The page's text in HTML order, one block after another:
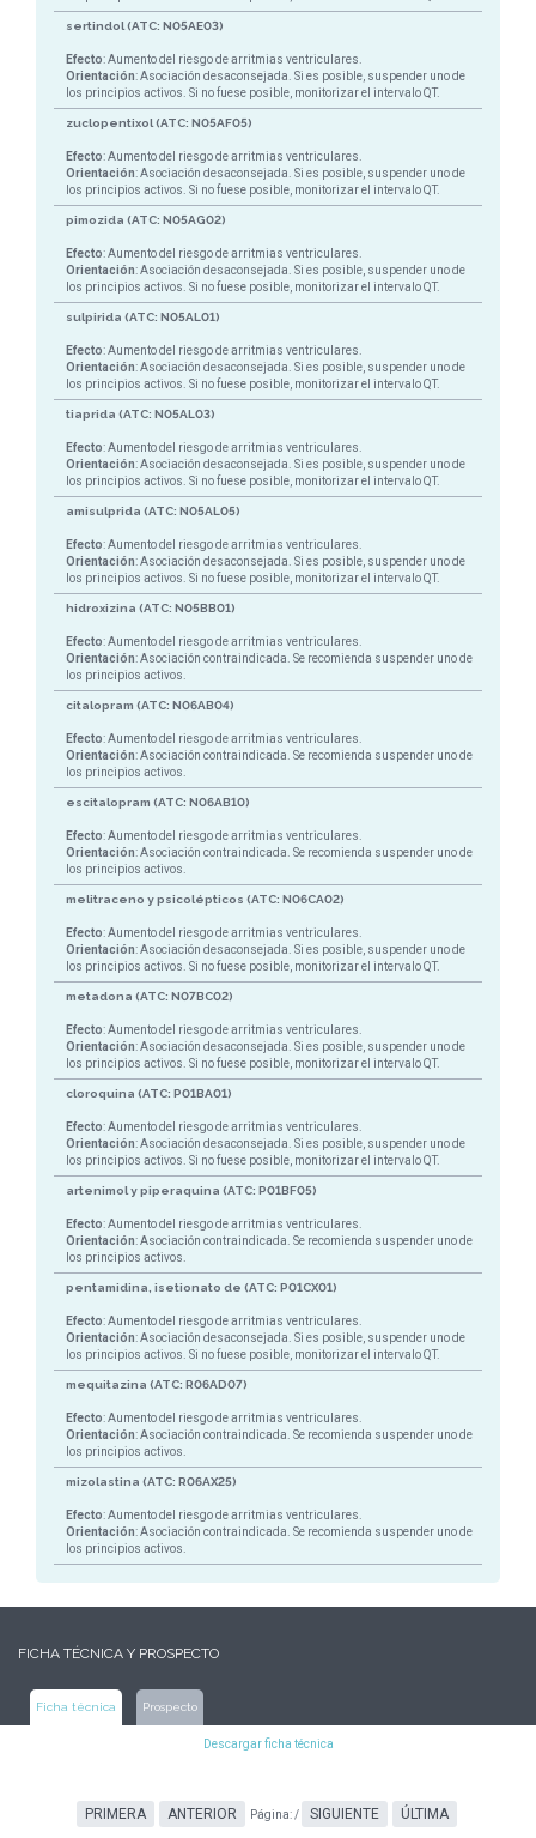
sertindol (ATC: N05AE03)
Efecto: Aumento del riesgo de arritmias ventriculares.
Orientación: Asociación desaconsejada. Si es posible, suspender uno de
los principios activos. Si no fuese posible, monitorizar el intervalo QT.
zuclopentixol (ATC: N05AF05)
Efecto: Aumento del riesgo de arritmias ventriculares.
Orientación: Asociación desaconsejada. Si es posible, suspender uno de
los principios activos. Si no fuese posible, monitorizar el intervalo QT.
pimozida (ATC: N05AG02)
Efecto: Aumento del riesgo de arritmias ventriculares.
Orientación: Asociación desaconsejada. Si es posible, suspender uno de
los principios activos. Si no fuese posible, monitorizar el intervalo QT.
sulpirida (ATC: N05AL01)
Efecto: Aumento del riesgo de arritmias ventriculares.
Orientación: Asociación desaconsejada. Si es posible, suspender uno de
los principios activos. Si no fuese posible, monitorizar el intervalo QT.
tiaprida (ATC: N05AL03)
Efecto: Aumento del riesgo de arritmias ventriculares.
Orientación: Asociación desaconsejada. Si es posible, suspender uno de
los principios activos. Si no fuese posible, monitorizar el intervalo QT.
amisulprida (ATC: N05AL05)
Efecto: Aumento del riesgo de arritmias ventriculares.
Orientación: Asociación desaconsejada. Si es posible, suspender uno de
los principios activos. Si no fuese posible, monitorizar el intervalo QT.
hidroxizina (ATC: N05BB01)
Efecto: Aumento del riesgo de arritmias ventriculares.
Orientación: Asociación contraindicada. Se recomienda suspender uno de
los principios activos.
citalopram (ATC: N06AB04)
Efecto: Aumento del riesgo de arritmias ventriculares.
Orientación: Asociación contraindicada. Se recomienda suspender uno de
los principios activos.
escitalopram (ATC: N06AB10)
Efecto: Aumento del riesgo de arritmias ventriculares.
Orientación: Asociación contraindicada. Se recomienda suspender uno de
los principios activos.
melitraceno y psicolépticos (ATC: N06CA02)
Efecto: Aumento del riesgo de arritmias ventriculares.
Orientación: Asociación desaconsejada. Si es posible, suspender uno de
los principios activos. Si no fuese posible, monitorizar el intervalo QT.
metadona (ATC: N07BC02)
Efecto: Aumento del riesgo de arritmias ventriculares.
Orientación: Asociación desaconsejada. Si es posible, suspender uno de
los principios activos. Si no fuese posible, monitorizar el intervalo QT.
cloroquina (ATC: P01BA01)
Efecto: Aumento del riesgo de arritmias ventriculares.
Orientación: Asociación desaconsejada. Si es posible, suspender uno de
los principios activos. Si no fuese posible, monitorizar el intervalo QT.
artenimol y piperaquina (ATC: P01BF05)
Efecto: Aumento del riesgo de arritmias ventriculares.
Orientación: Asociación contraindicada. Se recomienda suspender uno de
los principios activos.
pentamidina, isetionato de (ATC: P01CX01)
Efecto: Aumento del riesgo de arritmias ventriculares.
Orientación: Asociación desaconsejada. Si es posible, suspender uno de
los principios activos. Si no fuese posible, monitorizar el intervalo QT.
mequitazina (ATC: R06AD07)
Efecto: Aumento del riesgo de arritmias ventriculares.
Orientación: Asociación contraindicada. Se recomienda suspender uno de
los principios activos.
mizolastina (ATC: R06AX25)
Efecto: Aumento del riesgo de arritmias ventriculares.
Orientación: Asociación contraindicada. Se recomienda suspender uno de
los principios activos.
FICHA TÉCNICA Y PROSPECTO
Ficha técnica Prospecto
Descargar ficha técnica
PRIMERA ANTERIOR Página:/ SIGUIENTE ÚLTIMA